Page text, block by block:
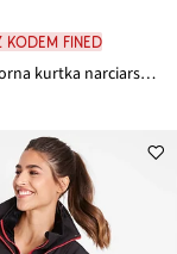
kodem FINED
Wodoodporna kurtka narciarska ze sportowymi detalami